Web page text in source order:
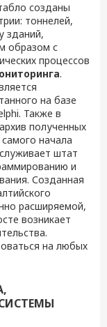
созданы
тоннелей,
зданий,
образом с
процессов
.
на базе
Также в
полученных
начала
штат
и
Созданная
расширяемой,
возникает
на любых